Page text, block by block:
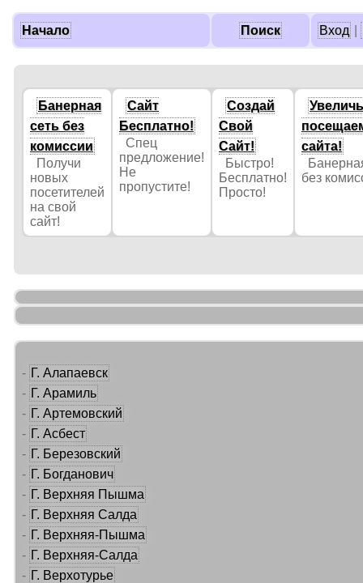
Начало Поиск Вход
Банерная
сеть без
комиссии
Получи
новых
посетителей
на свой
сайт!
Сайт
Бесплатно!
Спец
предложение!
Не
пропустите!
Создай
Свой
Сайт!
Быстро!
Бесплатно!
Просто!
Увеличь
сайта!
без
- Г. Алапаевск
- Г. Арамиль
- Г. Артемовский
- Г. Асбест
- Г. Березовский
- Г. Богданович
- Г. Верхняя Пышма
- Г. Верхняя Салда
- Г. Верхняя-Пышма
- Г. Верхняя-Салда
- Г. Верхотурье